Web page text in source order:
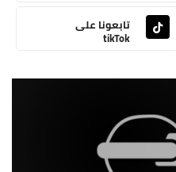
تابعونا على
tikTok